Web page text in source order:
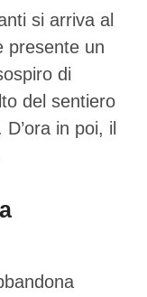
si arriva al
presente un
di
del sentiero
in poi, il